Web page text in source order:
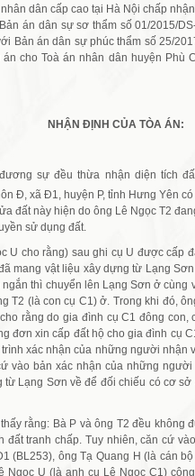
dân cấp cao tại Hà Nội chấp
án dân sự sơ thẩm số 01/2015/
Bản án dân sự phúc thẩm số 25/
cho Toà án nhân dân huyện Phù
NHẬN ĐỊNH CỦA TÒA ÁN:
sự đều thừa nhận diện tích
Đ, xã Đ1, huyện P, tỉnh Hưng Yên
đất này hiện do ông Lê Ngọc T2
sử dụng đất.
U cho rằng) sau ghi cụ U được cấp
mang vật liệu xây dựng từ Lạng
thì chuyển lên Lạng Sơn ở cùng
T2 (là con cụ C1) ở. Trong khi đó,
rằng do gia đình cụ C1 đông
đơn xin cấp đất hộ cho gia đình cụ
xác nhận của những người nhận
vào bản xác nhận của những
từ Lạng Sơn về để đối chiếu có cơ
rằng: Bà P và ông T2 đều không
đất tranh chấp. Tuy nhiên, căn cứ
(BL253), ông Tạ Quang H (là cán
Ngọc U (là anh cụ Lê Ngọc C1)